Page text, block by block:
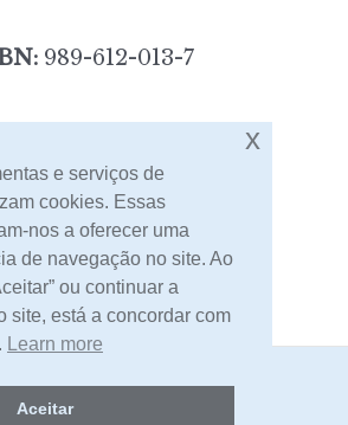
989-612-013-7
[portes incluídos]
Contacto
-Livraria Egrégora
e serviços de
cookies. Essas
nos a oferecer uma
de navegação no site. Ao
ou continuar a
site, está a concordar com
Learn more
Aceitar
x